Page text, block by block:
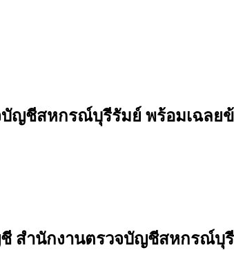
บัญชีสหกรณ์บุรีรัมย์ พร้อมเฉลย
สำนักงานตรวจบัญชีสหกรณ์บุ